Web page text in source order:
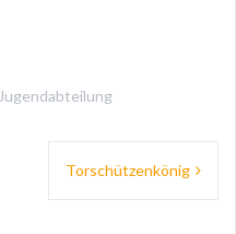
Jugendabteilung
Torschützenkönig